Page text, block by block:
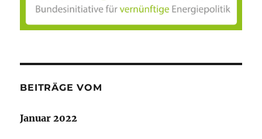
BEITRÄGE VOM
Januar 2022